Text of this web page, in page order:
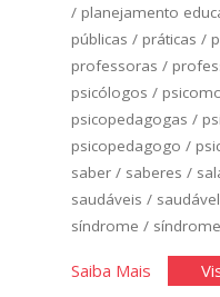
/ planejamento
públicas / práticas /
professoras /
psicólogos /
psicopedagogas /
psicopedagogo /
saber/ saberes /
saudáveis / saudável
síndrome /
Saiba Mais"Classe